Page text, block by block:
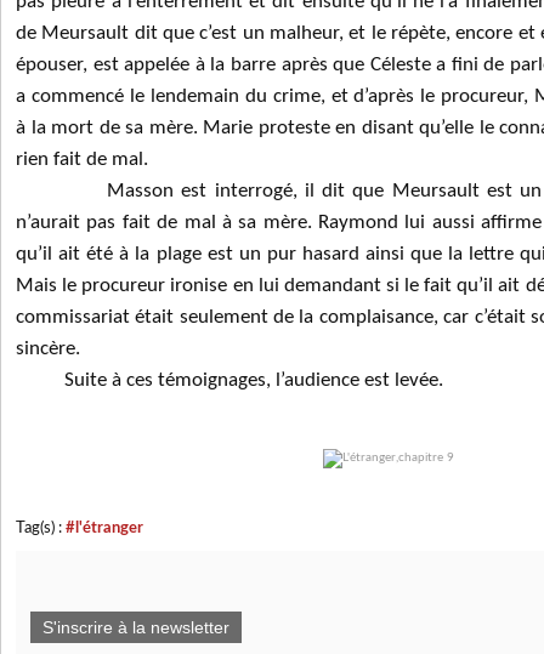
de Meursault dit que c’est un malheur, et le répète, encore et
épouser, est appelée à la barre après que Céleste a fini de
a commencé le lendemain du crime, et d’après le
à la mort de sa mère. Marie proteste en disant qu’elle le
rien fait de mal.
Masson est interrogé, il dit que Meursault est un
n’aurait pas fait de mal à sa mère. Raymond lui aussi
qu’il ait été à la plage est un pur hasard ainsi que la lettre
Mais le procureur ironise en lui demandant si le fait qu’il ait
commissariat était seulement de la complaisance, car c’était
sincère.
Suite à ces témoignages, l’audience est levée.
Tag(s) : #l'étranger
S'inscrire à la newsletter